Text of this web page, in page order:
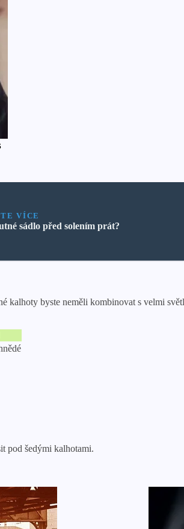
VÍCE
sádlo před solením prát?
kalhoty byste neměli kombinovat s velmi
pod šedými kalhotami.